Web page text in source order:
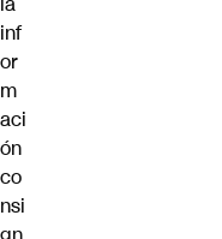
inf
or
m
aci
ón
co
nsi